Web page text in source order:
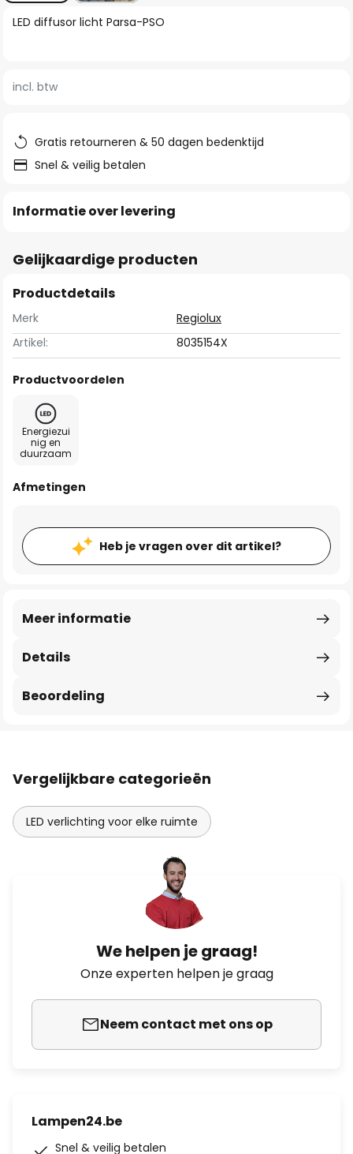
Ga
van
afbeeldingen-
gallerij
LED diffusor licht Parsa-PSO
incl. btw
Gratis retourneren & 50 dagen bedenktijd
Snel & veilig betalen
Informatie over levering
Gelijkaardige producten
Productdetails
Merk
Regiolux
Artikel:
8035154X
Productvoordelen
Energiezui
nig en
duurzaam
Afmetingen
Heb je vragen over dit artikel?
Details
Meer informatie
Beoordeling
Vergelijkbare categorieën
LED verlichting voor elke ruimte
We helpen je graag!
Onze experten helpen je graag
Neem contact met ons op
Lampen24.be
Snel & veilig betalen